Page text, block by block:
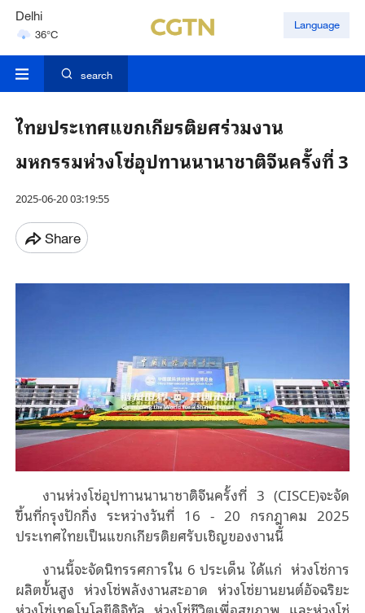
Delhi
36°C
Hyderabad
Language
search
ไทยประเทศแขกเกียรติยศร่วมงาน
มหกรรมห่วงโซ่อุปทานนานาชาติจีนครั้งที่ 3
2025-06-20 03:19:55
Share
งานห่วงโซ่อุปทานนานาชาติจีนครั้งที่ 3 (CISCE)จะจัด
ขึ้นที่กรุงปักกิ่ง ระหว่างวันที่ 16 - 20 กรกฎาคม 2025
ประเทศไทยเป็นแขกเกียรติยศรับเชิญของงานนี้
งานนี้จะจัดนิทรรศการใน 6 ประเด็น ได้แก่ ห่วงโซ่การ
ผลิตขั้นสูง ห่วงโซ่พลังงานสะอาด ห่วงโซ่ยานยนต์อัจฉริยะ